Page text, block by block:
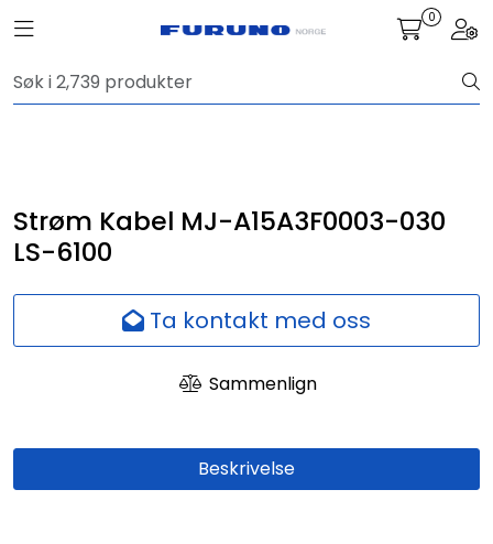
Toggle navigation 0
Strøm Kabel MJ-A15A3F0003-030
LS-6100
Ta kontakt med oss
Sammenlign
Beskrivelse
Navigasjon
Fiskeleting
Digitale tjenester
Skjermer